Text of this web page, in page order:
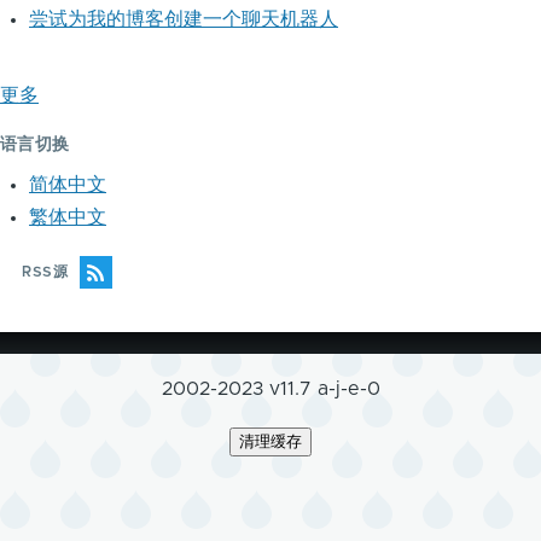
尝试为我的博客创建一个聊天机器人
更多
语言切换
简体中文
繁体中文
RSS源
2002-2023 v11.7 a-j-e-0